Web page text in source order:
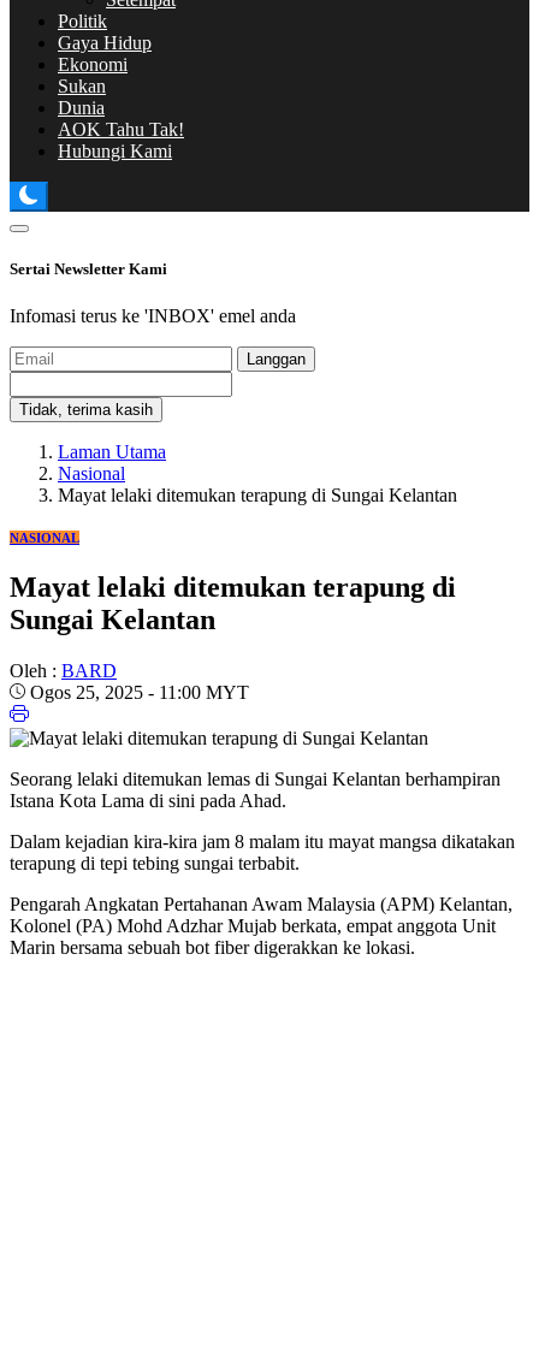
Politik
Gaya Hidup
Ekonomi
Sukan
Dunia
AOK Tahu Tak!
Hubungi Kami
Sertai Newsletter Kami
Infomasi terus ke 'INBOX' emel anda
Langgan
Tidak, terima kasih
Laman Utama
Nasional
Mayat lelaki ditemukan terapung di Sungai Kelantan
NASIONAL
Mayat lelaki ditemukan terapung di
Sungai Kelantan
Oleh : BARD
Ogos 25, 2025 - 11:00 MYT
Seorang lelaki ditemukan lemas di Sungai Kelantan berhampiran
Istana Kota Lama di sini pada Ahad.
Dalam kejadian kira-kira jam 8 malam itu mayat mangsa dikatakan
terapung di tepi tebing sungai terbabit.
Pengarah Angkatan Pertahanan Awam Malaysia (APM) Kelantan,
Kolonel (PA) Mohd Adzhar Mujab berkata, empat anggota Unit
Marin bersama sebuah bot fiber digerakkan ke lokasi.